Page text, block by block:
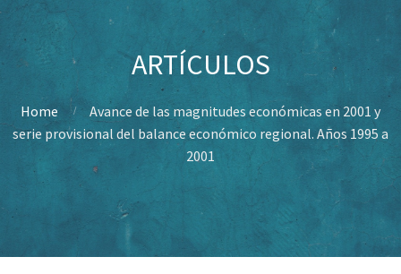
Home
Avance de las magnitudes económicas en 2001 y
serie provisional del balance económico regional. Años 1995 a
2001